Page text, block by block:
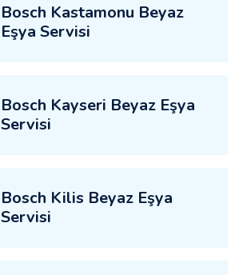
Bosch Kastamonu Beyaz
Eşya Servisi
Bosch Kayseri Beyaz Eşya
Servisi
Bosch Kilis Beyaz Eşya
Servisi